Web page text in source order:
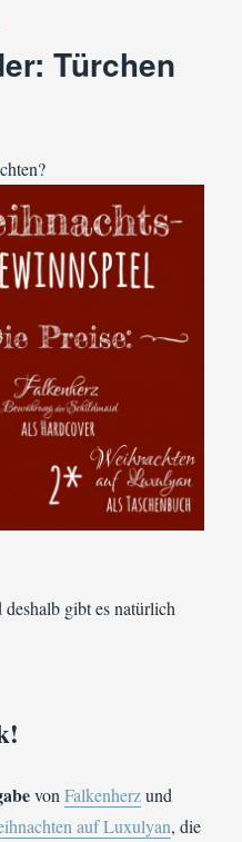
Türchen
deshalb gibt es natürlich
vonFalkenherzund
auf Luxulyan, die